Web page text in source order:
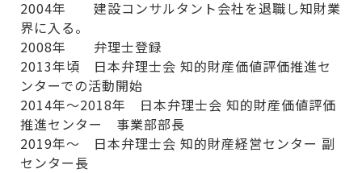
2004年 建設コンサルタント会社を退職し知財業
界に入る。
2008年 弁理士登録
2013年頃 日本弁理士会 知的財産価値評価推進セ
ンターでの活動開始
2014年～2018年 日本弁理士会 知的財産価値評価
推進センター 事業部部長
2019年～ 日本弁理士会 知的財産経営センター 副
センター長